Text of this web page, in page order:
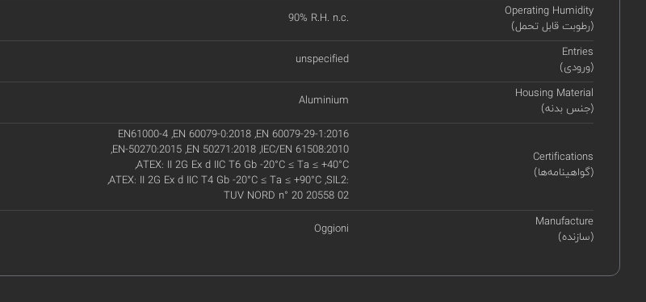
Operating Humidity
(رطوبت قابل تحمل)
90% R.H. n.c.
Entries
(ورودی)
unspecified
Housing Material
(جنس بدنه)
Aluminium
Certifications
(گواهینامه‌ها)
EN61000-4 ,EN 60079-0:2018 ,EN 60079-29-1:2016
,EN-50270:2015 ,EN 50271:2018 ,IEC/EN 61508:2010
,ATEX: II 2G Ex d IIC T6 Gb -20°C ≤ Ta ≤ +40°C
,ATEX: II 2G Ex d IIC T4 Gb -20°C ≤ Ta ≤ +90°C ,SIL2:
TUV NORD n° 20 20558 02
Manufacture
(سازنده)
Oggioni